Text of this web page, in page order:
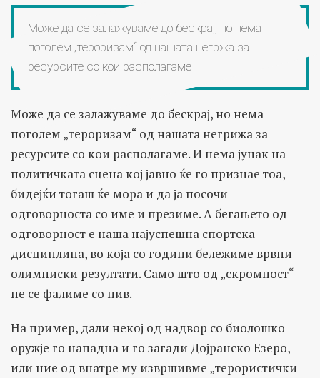
Може да се залажуваме до бескрај, но нема
поголем „тероризам“ од нашата негржа за
ресурсите со кои располагаме
Може да се залажуваме до бескрај, но нема
поголем „тероризам“ од нашата негрижа за
ресурсите со кои располагаме. И нема јунак на
политичката сцена кој јавно ќе го признае тоа,
бидејќи тогаш ќе мора и да ја посочи
одговорноста со име и презиме. А бегањето од
одговорност е наша најуспешна спортска
дисциплина, во која со години бележиме врвни
олимписки резултати. Само што од „скромност“
не се фалиме со нив.
На пример, дали некој од надвор со биолошко
оружје го нападна и го загади Дојранско Езеро,
или ние од внатре му извршивме „терористички